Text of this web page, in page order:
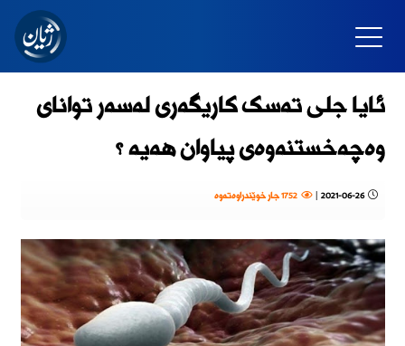
ئایا جلی تەسک کاریگەری لەسەر توانای
وەچەخستنەوەی پیاوان هەیە ؟
2021-06-26
| 1752 جار خوێندراوەتەوە